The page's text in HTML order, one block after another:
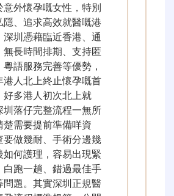
意外懷孕嘅女性，特別
隱、追求高效就醫嘅港
深圳憑藉臨近香港、通
無長時間排期、支持匿
語服務完善等優勢，
港人北上終止懷孕嘅首
好多港人初次北上就
圳落仔完整流程一無所
楚需要提前準備咩資
要做幾耐、手術分邊幾
如何護理，容易出現緊
白跑一趟、錯過最佳手
問題。其實深圳正規醫